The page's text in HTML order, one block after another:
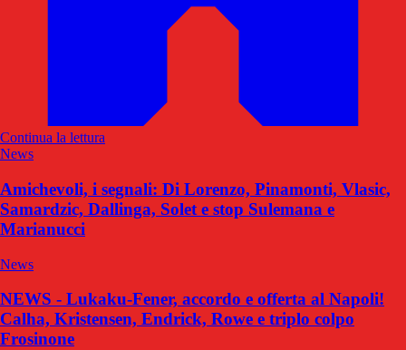
Continua la lettura
News
Amichevoli, i segnali: Di Lorenzo, Pinamonti, Vlasic,
Samardzic, Dallinga, Solet e stop Sulemana e
Marianucci
News
NEWS - Lukaku-Fener, accordo e offerta al Napoli!
Calha, Kristensen, Endrick, Rowe e triplo colpo
Frosinone